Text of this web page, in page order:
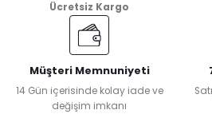
Ücretsiz Kargo
Müşteri Memnuniyeti
14 Gün içerisinde kolay iade ve
değişim imkanı